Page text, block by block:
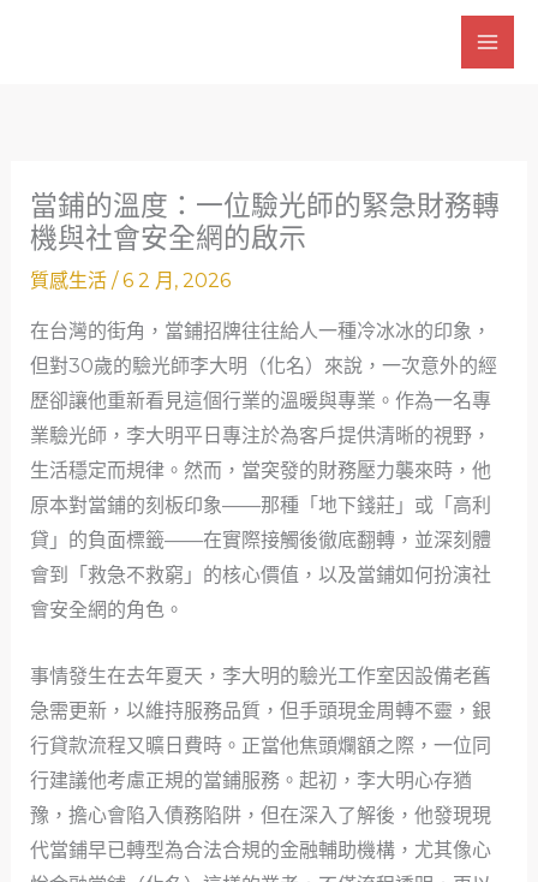
當鋪的溫度：一位驗光師的緊急財務轉
機與社會安全網的啟示
質感生活/6 2 月, 2026
在台灣的街角，當鋪招牌往往給人一種冷冰冰的印象，
但對30歲的驗光師李大明（化名）來說，一次意外的經
歷卻讓他重新看見這個行業的溫暖與專業。作為一名專
業驗光師，李大明平日專注於為客戶提供清晰的視野，
生活穩定而規律。然而，當突發的財務壓力襲來時，他
原本對當鋪的刻板印象——那種「地下錢莊」或「高利
貸」的負面標籤——在實際接觸後徹底翻轉，並深刻體
會到「救急不救窮」的核心價值，以及當鋪如何扮演社
會安全網的角色。
事情發生在去年夏天，李大明的驗光工作室因設備老舊
急需更新，以維持服務品質，但手頭現金周轉不靈，銀
行貸款流程又曠日費時。正當他焦頭爛額之際，一位同
行建議他考慮正規的當鋪服務。起初，李大明心存猶
豫，擔心會陷入債務陷阱，但在深入了解後，他發現現
代當鋪早已轉型為合法合規的金融輔助機構，尤其像心